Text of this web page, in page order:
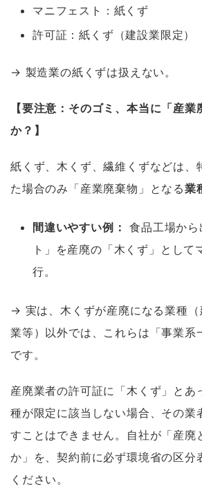
マニフェスト：紙くず
許可証：紙くず（建設業限定）
→ 製造業の紙くずは扱えない。
【要注意：そのゴミ、本当に「産業
か？】
紙くず、木くず、繊維くずなどは、
た場合のみ「産業廃棄物」となる業
間違いやすい例： 食品工場か
ト」を産廃の「木くず」として
行。
→ 実は、木くずが産廃になる業種（
業等）以外では、これらは「事業系
です。
産廃業者の許可証に「木くず」とあ
種が限定に該当しない場合、その業
すことはできません。自社が「産廃
か」を、契約前に必ず環境省の区分
ください。